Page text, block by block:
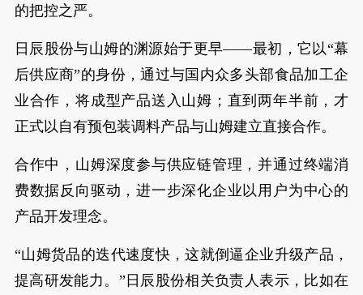
的把控之严。
日辰股份与山姆的渊源始于更早——最初，它以“幕
后供应商”的身份，通过与国内众多头部食品加工企
业合作，将成型产品送入山姆；直到两年半前，才
正式以自有预包装调料产品与山姆建立直接合作。
合作中，山姆深度参与供应链管理，并通过终端消
费数据反向驱动，进一步深化企业以用户为中心的
产品开发理念。
“山姆货品的迭代速度快，这就倒逼企业升级产品，
提高研发能力。”日辰股份相关负责人表示，比如在